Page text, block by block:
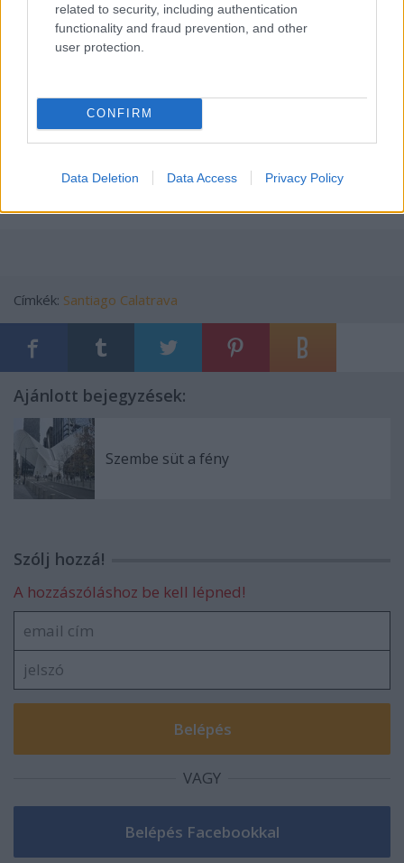
related to security, including authentication
functionality and fraud prevention, and other
user protection.
CONFIRM
Data Deletion Data Access Privacy Policy
Címkék: Santiago Calatrava
Ajánlott bejegyzések:
Szembe süt a fény
Szólj hozzá!
A hozzászóláshoz be kell lépned!
VAGY